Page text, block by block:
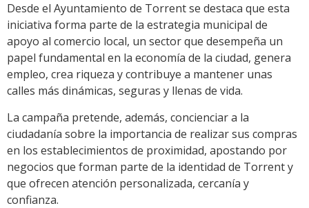
Desde el Ayuntamiento de Torrent se destaca que esta
iniciativa forma parte de la estrategia municipal de
apoyo al comercio local, un sector que desempeña un
papel fundamental en la economía de la ciudad, genera
empleo, crea riqueza y contribuye a mantener unas
calles más dinámicas, seguras y llenas de vida.
La campaña pretende, además, concienciar a la
ciudadanía sobre la importancia de realizar sus compras
en los establecimientos de proximidad, apostando por
negocios que forman parte de la identidad de Torrent y
que ofrecen atención personalizada, cercanía y
confianza.